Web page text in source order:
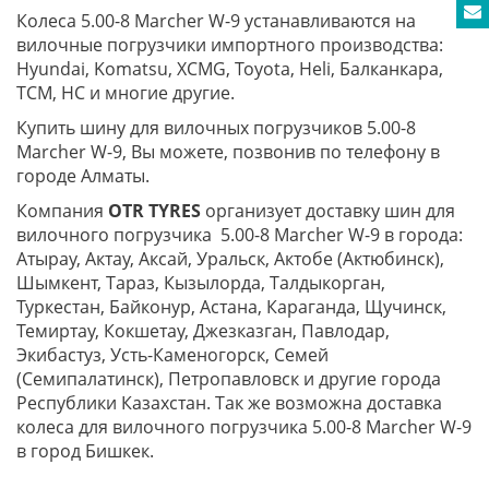
Колеса 5.00-8 Marcher W-9 устанавливаются на
вилочные погрузчики импортного производства:
Hyundai, Komatsu, XCMG, Toyota, Heli, Балканкара,
TCM, HC и многие другие.
Купить шину для вилочных погрузчиков 5.00-8
Marcher W-9, Вы можете, позвонив по телефону в
городе Алматы.
Компания OTR TYRES организует доставку шин для
вилочного погрузчика 5.00-8 Marcher W-9 в города:
Атырау, Актау, Аксай, Уральск, Актобе (Актюбинск),
Шымкент, Тараз, Кызылорда, Талдыкорган,
Туркестан, Байконур, Астана, Караганда, Щучинск,
Темиртау, Кокшетау, Джезказган, Павлодар,
Экибастуз, Усть-Каменогорск, Семей
(Семипалатинск), Петропавловск и другие города
Республики Казахстан. Так же возможна доставка
колеса для вилочного погрузчика 5.00-8 Marcher W-9
в город Бишкек.